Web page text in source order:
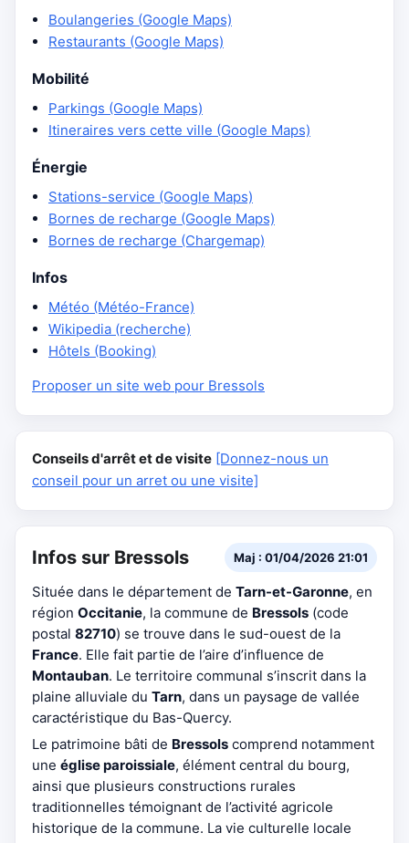
Boulangeries (Google Maps)
Restaurants (Google Maps)
Mobilité
Parkings (Google Maps)
Itineraires vers cette ville (Google Maps)
Énergie
Stations-service (Google Maps)
Bornes de recharge (Google Maps)
Bornes de recharge (Chargemap)
Infos
Météo (Météo-France)
Wikipedia (recherche)
Hôtels (Booking)
Proposer un site web pour Bressols
Conseils d'arrêt et de visite [Donnez-nous un
conseil pour un arret ou une visite]
Infos sur Bressols Maj : 01/04/2026 21:01
Située dans le département de Tarn-et-Garonne, en
région Occitanie, la commune de Bressols (code
postal 82710) se trouve dans le sud-ouest de la
France. Elle fait partie de l’aire d’influence de
Montauban. Le territoire communal s’inscrit dans la
plaine alluviale du Tarn, dans un paysage de vallée
caractéristique du Bas-Quercy.
Le patrimoine bâti de Bressols comprend notamment
une église paroissiale, élément central du bourg,
ainsi que plusieurs constructions rurales
traditionnelles témoignant de l’activité agricole
historique de la commune. La vie culturelle locale